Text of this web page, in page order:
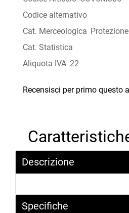
Codice alternativo
Cat. Merceologica
Cat. Statistica
Aliquota IVA 22
Recensisci per primo questo
Descrizione
Specifiche